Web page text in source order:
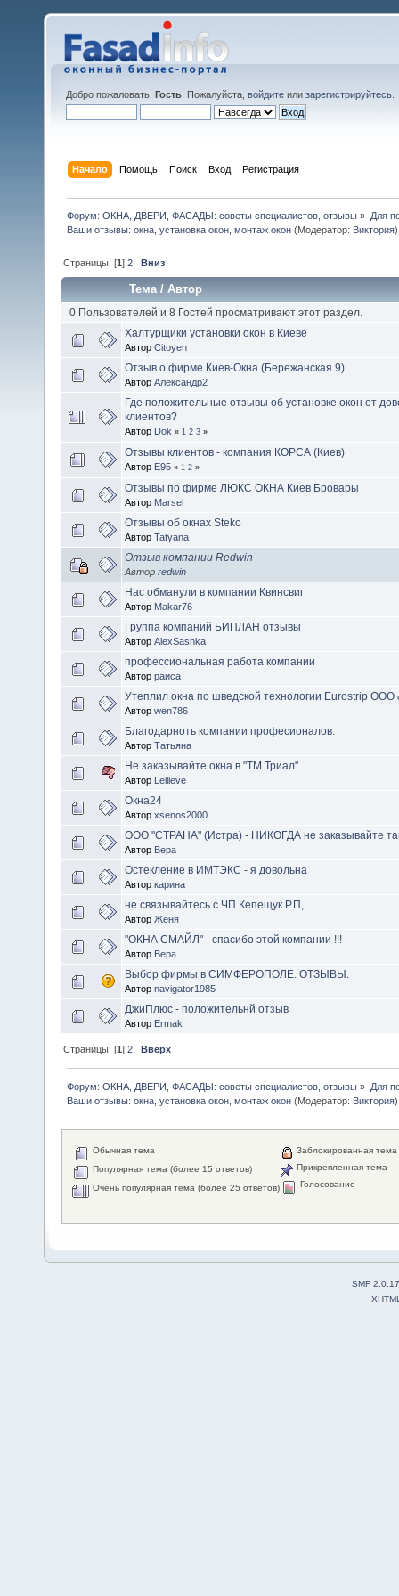
Добро пожаловать, Гость . Пожалуйста, войдите или зарегистрируйтесь
Начало Помощь Поиск Вход Регистрация
Форум: ОКНА, ДВЕРИ, ФАСАДЫ: советы специалистов, отзывы » Для
Ваши отзывы: окна, установка окон, монтаж окон (Модератор: Виктория)
Страницы: [1]2 Вниз
Тема/Автор
0 Пользователей и 8 Гостей просматривают этот раздел.
Халтурщики установки окон в Киеве
Автор Citoyen
Отзыв о фирме Киев-Окна (Бережанская 9)
Автор Александр2
Где положительные отзывы об установке окон от
клиентов?
Автор Dok « 1 2 3 »
Отзывы клиентов - компания КОРСА (Киев)
Автор E95 « 1 2 »
Отзывы по фирме ЛЮКС ОКНА Киев Бровары
Автор Marsel
Отзывы об окнах Steko
Автор Tatyana
Отзыв компании Redwin
Автор redwin
Нас обманули в компании Квинсвиг
Автор Makar76
Группа компаний БИПЛАН отзывы
Автор AlexSashka
профессиональная работа компании
Автор раиса
Утеплил окна по шведской технологии Eurostrip ООО
Автор wen786
Благодарноть компании професионалов.
Автор Татьяна
Не заказывайте окна в "ТМ Триал"
Автор Leilieve
Окна24
Автор xsenos2000
ООО "СТРАНА" (Истра) - НИКОГДА не заказывайте
Автор Вера
Остекление в ИМТЭКС - я довольна
Автор карина
не связывайтесь с ЧП Кепещук Р.П,
Автор Женя
"ОКНА СМАЙЛ" - спасибо этой компании !!!
Автор Вера
Выбор фирмы в СИМФЕРОПОЛЕ. ОТЗЫВЫ.
Автор navigator1985
ДжиПлюс - положительнй отзыв
Автор Ermak
Страницы: [1]2 Вверх
Форум: ОКНА, ДВЕРИ, ФАСАДЫ: советы специалистов, отзывы » Для
Ваши отзывы: окна, установка окон, монтаж окон (Модератор: Виктория)
Обычная тема
Популярная тема (более 15 ответов)
Очень популярная тема (более 25 ответов)
Заблокированная тема
Прикрепленная тема
Голосование
SMF 2.0.17